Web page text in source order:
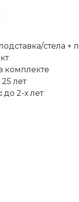
стела +
комплекте
25 лет
до 2-х лет